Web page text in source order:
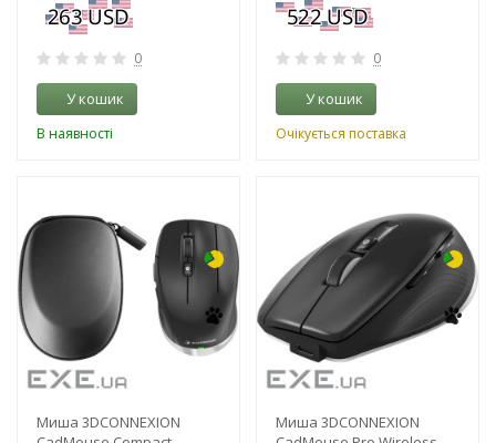
0
У кошик
В наявності
0
У кошик
Очікується поставка
Миша 3DCONNEXION
Миша 3DCONNEXION